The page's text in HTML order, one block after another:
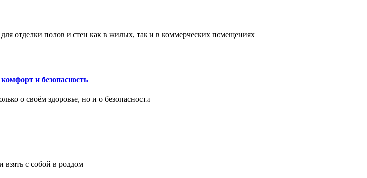
отделки полов и стен как в жилых, так и в коммерческих помещениях
и безопасность
о своём здоровье, но и о безопасности
с собой в роддом